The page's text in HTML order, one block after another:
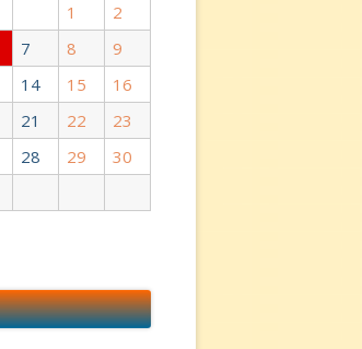
1
2
7 8
9
14 15
16
21 22
23
28 29
30